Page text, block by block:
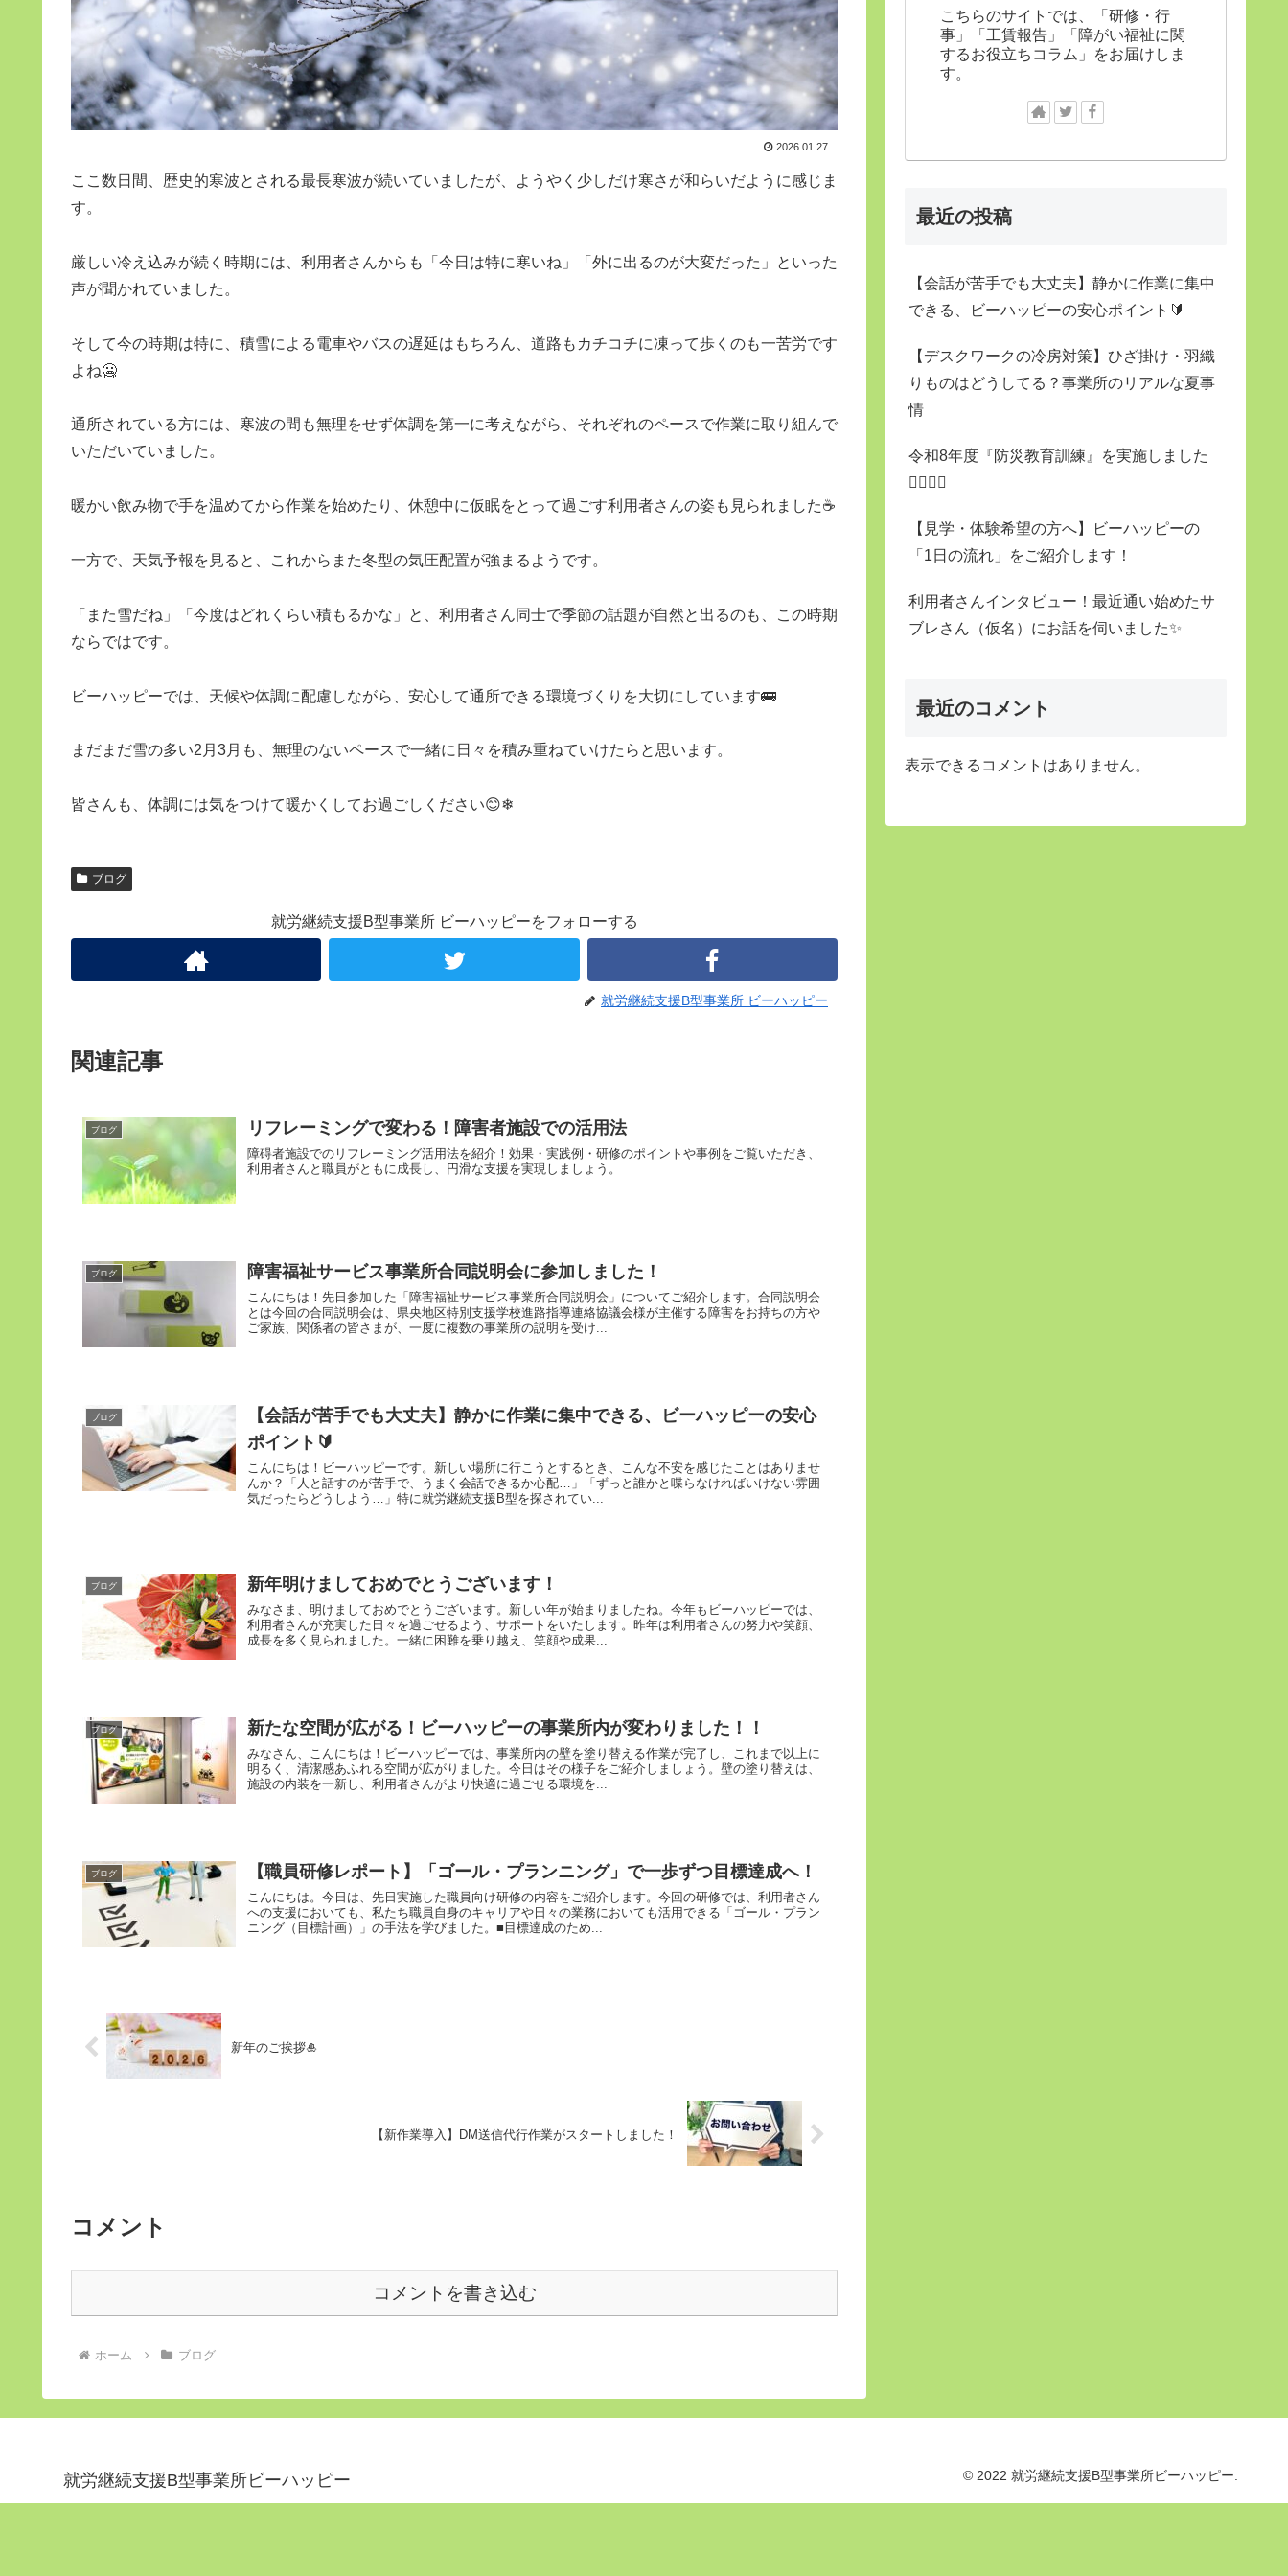
2026.01.27
ここ数日間、歴史的寒波とされる最長寒波が続いていましたが、ようやく少しだけ寒さが和らいだように感じま
す。
厳しい冷え込みが続く時期には、利用者さんからも「今日は特に寒いね」「外に出るのが大変だった」といった
声が聞かれていました。
そして今の時期は特に、積雪による電車やバスの遅延はもちろん、道路もカチコチに凍って歩くのも一苦労です
よね🥶
通所されている方には、寒波の間も無理をせず体調を第一に考えながら、それぞれのペースで作業に取り組んで
いただいていました。
暖かい飲み物で手を温めてから作業を始めたり、休憩中に仮眠をとって過ごす利用者さんの姿も見られました☕
一方で、天気予報を見ると、これからまた冬型の気圧配置が強まるようです。
「また雪だね」「今度はどれくらい積もるかな」と、利用者さん同士で季節の話題が自然と出るのも、この時期
ならではです。
ビーハッピーでは、天候や体調に配慮しながら、安心して通所できる環境づくりを大切にしています🚌
まだまだ雪の多い2月3月も、無理のないペースで一緒に日々を積み重ねていけたらと思います。
皆さんも、体調には気をつけて暖かくしてお過ごしください😊❄
ブログ
就労継続支援B型事業所 ビーハッピーをフォローする
就労継続支援B型事業所 ビーハッピー
関連記事
ブログ リフレーミングで変わる！障害者施設での活用法
障碍者施設でのリフレーミング活用法を紹介！効果・実践例・研修のポイントや事例をご覧いただき、
利用者さんと職員がともに成長し、円滑な支援を実現しましょう。
ブログ 障害福祉サービス事業所合同説明会に参加しました！
こんにちは！先日参加した「障害福祉サービス事業所合同説明会」についてご紹介します。合同説明会
とは今回の合同説明会は、県央地区特別支援学校進路指導連絡協議会様が主催する障害をお持ちの方や
ご家族、関係者の皆さまが、一度に複数の事業所の説明を受け...
ブログ
【会話が苦手でも大丈夫】静かに作業に集中できる、ビーハッピーの安心
ポイント🔰
こんにちは！ビーハッピーです。新しい場所に行こうとするとき、こんな不安を感じたことはありませ
んか？「人と話すのが苦手で、うまく会話できるか心配…」「ずっと誰かと喋らなければいけない雰囲
気だったらどうしよう…」特に就労継続支援B型を探されてい...
ブログ 新年明けましておめでとうございます！
みなさま、明けましておめでとうございます。新しい年が始まりましたね。今年もビーハッピーでは、
利用者さんが充実した日々を過ごせるよう、サポートをいたします。昨年は利用者さんの努力や笑顔、
成長を多く見られました。一緒に困難を乗り越え、笑顔や成果...
ブログ 新たな空間が広がる！ビーハッピーの事業所内が変わりました！！
みなさん、こんにちは！ビーハッピーでは、事業所内の壁を塗り替える作業が完了し、これまで以上に
明るく、清潔感あふれる空間が広がりました。今日はその様子をご紹介しましょう。壁の塗り替えは、
施設の内装を一新し、利用者さんがより快適に過ごせる環境を...
ブログ 【職員研修レポート】「ゴール・プランニング」で一歩ずつ目標達成へ！
こんにちは。今日は、先日実施した職員向け研修の内容をご紹介します。今回の研修では、利用者さん
への支援においても、私たち職員自身のキャリアや日々の業務においても活用できる「ゴール・プラン
ニング（目標計画）」の手法を学びました。■目標達成のため...
新年のご挨拶🎍
【新作業導入】DM送信代行作業がスタートしました！
コメント
コメントを書き込む
ホーム ブログ
こちらのサイトでは、「研修・行
事」「工賃報告」「障がい福祉に関
するお役立ちコラム」をお届けしま
す。
最近の投稿
【会話が苦手でも大丈夫】静かに作業に集中
できる、ビーハッピーの安心ポイント🔰
【デスクワークの冷房対策】ひざ掛け・羽織
りものはどうしてる？事業所のリアルな夏事
情
令和8年度『防災教育訓練』を実施しました
👷‍♀️👷‍♂️
【見学・体験希望の方へ】ビーハッピーの
「1日の流れ」をご紹介します！
利用者さんインタビュー！最近通い始めたサ
ブレさん（仮名）にお話を伺いました✨
最近のコメント
表示できるコメントはありません。
就労継続支援B型事業所ビーハッピー © 2022 就労継続支援B型事業所ビーハッピー.